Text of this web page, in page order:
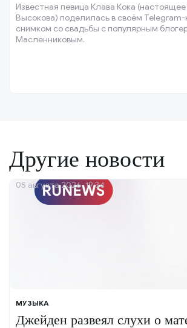
Известная певица Клава Кока
Высокова) поделилась в своём
снимком со свадьбы с популярным
Масленниковым.
Другие новости
МУЗЫКА
Джейден развеял слухи о
05 августа 2026, 19:34